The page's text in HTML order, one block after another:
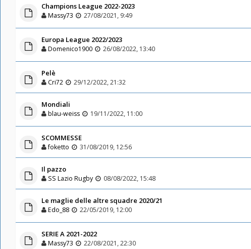
Champions League 2022-2023
Massy73 27/08/2021, 9:49
Europa League 2022/2023
Domenico1900 26/08/2022, 13:40
Pelè
Cri72 29/12/2022, 21:32
Mondiali
blau-weiss 19/11/2022, 11:00
SCOMMESSE
foketto 31/08/2019, 12:56
Il pazzo
SS Lazio Rugby 08/08/2022, 15:48
Le maglie delle altre squadre 2020/21
Edo_88 22/05/2019, 12:00
SERIE A 2021-2022
Massy73 22/08/2021, 22:30